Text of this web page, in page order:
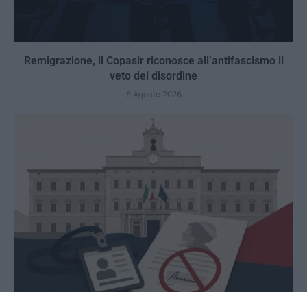
Remigrazione, il Copasir riconosce all’antifascismo il
veto del disordine
6 Agosto 2026